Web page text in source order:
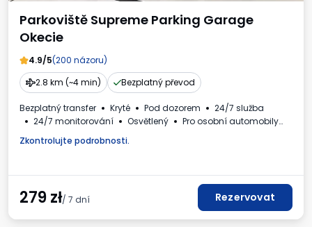
Parkoviště Supreme Parking Garage
Okecie
4.9/5(200 názoru)
2.8 km (~4 min)
Bezplatný převod
Bezplatný transfer Kryté Pod dozorem
24/7 služba
24/7 monitorování
Osvětlený
Pro osobní automobily
Zkontrolujte podrobnosti.
279zł/ 7 dní Rezervovat